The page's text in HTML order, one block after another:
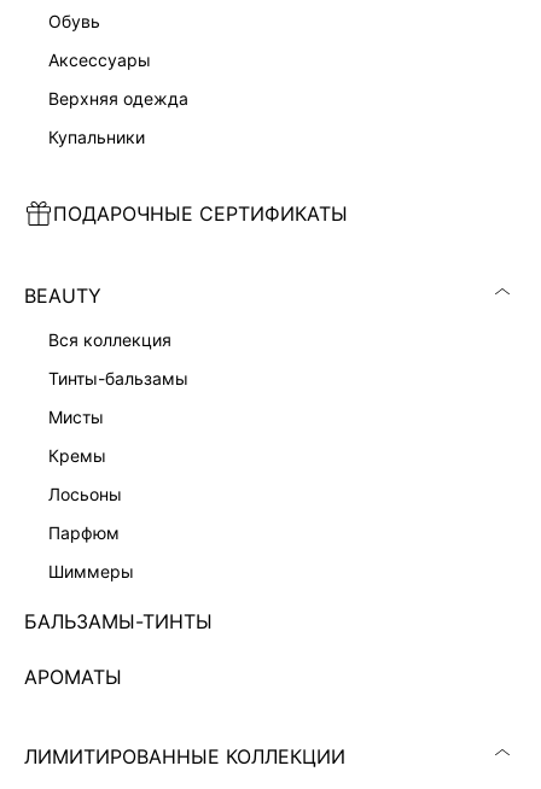
обувь
аксессуары
верхняя одежда
купальники
ПОДАРОЧНЫЕ СЕРТИФИКАТЫ
BEAUTY
вся коллекция
тинты-бальзамы
мисты
кремы
лосьоны
парфюм
шиммеры
БАЛЬЗАМЫ-ТИНТЫ
АРОМАТЫ
ЛИМИТИРОВАННЫЕ КОЛЛЕКЦИИ
8 999 ₽